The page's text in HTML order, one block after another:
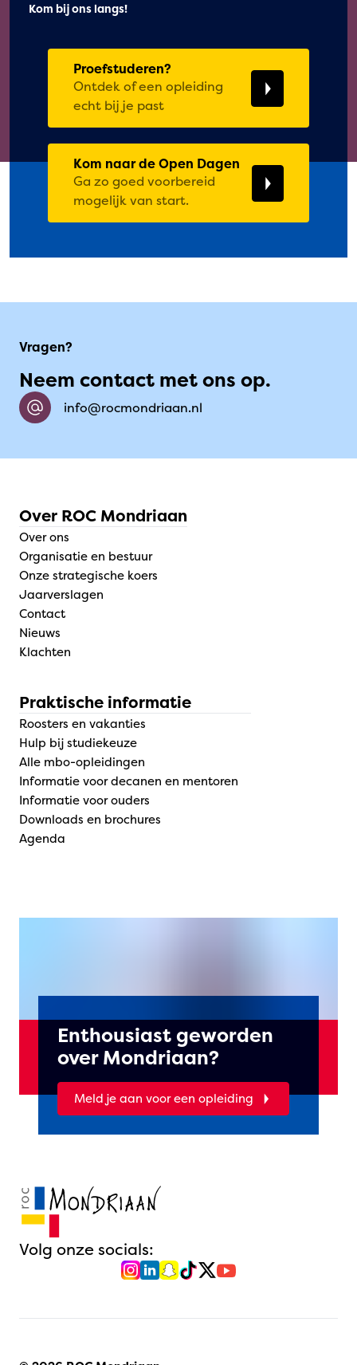
Kom bij ons langs!
Proefstuderen?
Ontdek of een opleiding
echt bij je past
Kom naar de Open Dagen
Ga zo goed voorbereid
mogelijk van start.
Vragen?
Neem contact met ons op.
info@rocmondriaan.nl
Over ROC Mondriaan
Over ons
Organisatie en bestuur
Onze strategische koers
Jaarverslagen
Contact
Nieuws
Klachten
Praktische informatie
Roosters en vakanties
Hulp bij studiekeuze
Alle mbo-opleidingen
Informatie voor decanen en mentoren
Informatie voor ouders
Downloads en brochures
Agenda
Enthousiast geworden
over Mondriaan?
Meld je aan voor een opleiding
Volg onze socials: